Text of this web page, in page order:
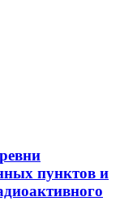
пунктов и